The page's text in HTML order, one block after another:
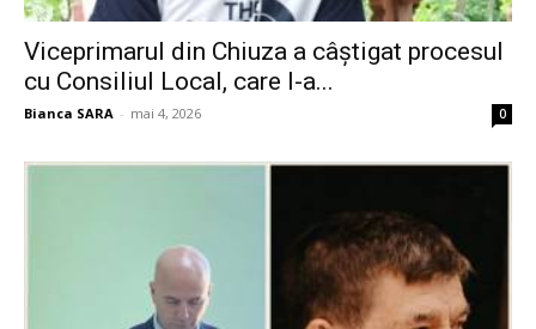
Viceprimarul din Chiuza a câștigat procesul
cu Consiliul Local, care l-a...
Bianca SARA - mai 4, 2026 0